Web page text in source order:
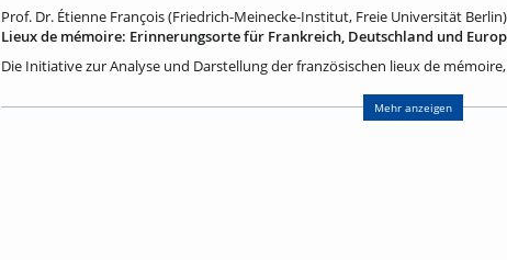
Prof. Dr. Étienne François (Friedrich-Meinecke-Institut, Freie Universität Berlin)
Lieux de mémoire: Erinnerungsorte für Frankreich, Deutschland und
Die Initiative zur Analyse und Darstellung der französischen lieux de
kreativer und anregender Wissenschaftler und Herausgeber hat er
beeindruckende Bände veröffentlicht, die sofort einen großen Erfolg hatten
Mehr anzeigen